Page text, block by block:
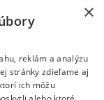
×
reklám a analýzu
stránky zdieľame aj
ich môžu